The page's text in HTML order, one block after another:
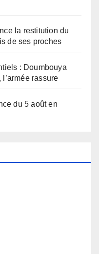
la restitution du
de ses proches
: Doumbouya
l’armée rassure
du 5 août en